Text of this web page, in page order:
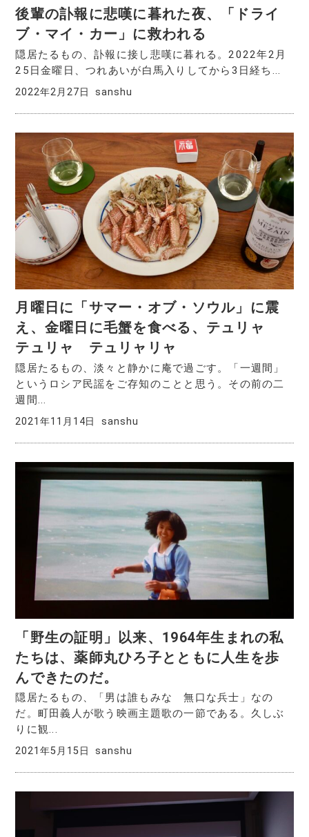
後輩の訃報に悲嘆に暮れた夜、「ドライ
ブ・マイ・カー」に救われる
隠居たるもの、訃報に接し悲嘆に暮れる。2022年2月
25日金曜日、つれあいが白馬入りしてから3日経ち...
2022年2月27日 sanshu
月曜日に「サマー・オブ・ソウル」に震
え、金曜日に毛蟹を食べる、テュリャ
テュリャ テュリャリャ
隠居たるもの、淡々と静かに庵で過ごす。「一週間」
というロシア民謡をご存知のことと思う。その前の二
週間...
2021年11月14日 sanshu
「野生の証明」以来、1964年生まれの私
たちは、薬師丸ひろ子とともに人生を歩
んできたのだ。
隠居たるもの、「男は誰もみな 無口な兵士」なの
だ。町田義人が歌う映画主題歌の一節である。久しぶ
りに観...
2021年5月15日 sanshu